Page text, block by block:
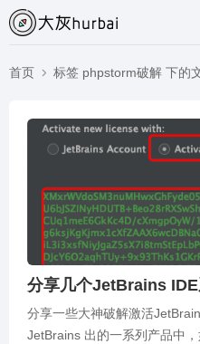
首页 标签 phpstorm破解 下的
分享一些大神破解激活
JetBrains 出的一系列产品中